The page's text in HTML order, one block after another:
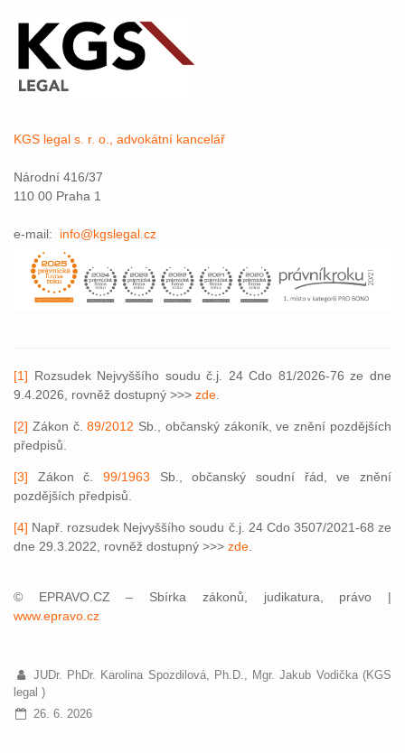
KGS legal s. r. o., advokátní kancelář
Národní 416/37
110 00 Praha 1
e-mail: info@kgslegal.cz
[1] Rozsudek Nejvyššího soudu č.j. 24 Cdo 81/2026-76 ze dne
9.4.2026, rovněž dostupný >>> zde.
[2] Zákon č.89/2012 Sb., občanský zákoník, ve znění pozdějších
předpisů.
[3] Zákon č. 99/1963 Sb., občanský soudní řád, ve znění
pozdějších předpisů.
[4] Např. rozsudek Nejvyššího soudu č.j. 24 Cdo 3507/2021-68 ze
dne 29.3.2022, rovněž dostupný >>> zde.
© EPRAVO.CZ – Sbírka zákonů, judikatura, právo |
www.epravo.cz
JUDr. PhDr. Karolina Spozdilová, Ph.D., Mgr. Jakub Vodička (KGS
legal )
26. 6. 2026